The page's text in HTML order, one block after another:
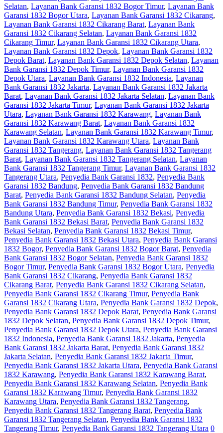
Selatan, Layanan Bank Garansi 1832 Bogor Timur, Layanan Bank
Garansi 1832 Bogor Utara, Layanan Bank Garansi 1832 Cikarang,
Layanan Bank Garansi 1832 Cikarang Barat, Layanan Bank
Garansi 1832 Cikarang Selatan, Layanan Bank Garansi 1832
Cikarang Timur, Layanan Bank Garansi 1832 Cikarang Utara,
Layanan Bank Garansi 1832 Depok, Layanan Bank Garansi 1832
Depok Barat, Layanan Bank Garansi 1832 Depok Selatan, Layanan
Bank Garansi 1832 Depok Timur, Layanan Bank Garansi 1832
Depok Utara, Layanan Bank Garansi 1832 Indonesia, Layanan
Bank Garansi 1832 Jakarta, Layanan Bank Garansi 1832 Jakarta
Barat, Layanan Bank Garansi 1832 Jakarta Selatan, Layanan Bank
Garansi 1832 Jakarta Timur, Layanan Bank Garansi 1832 Jakarta
Utara, Layanan Bank Garansi 1832 Karawang, Layanan Bank
Garansi 1832 Karawang Barat, Layanan Bank Garansi 1832
Karawang Selatan, Layanan Bank Garansi 1832 Karawang Timur,
Layanan Bank Garansi 1832 Karawang Utara, Layanan Bank
Garansi 1832 Tangerang, Layanan Bank Garansi 1832 Tangerang
Barat, Layanan Bank Garansi 1832 Tangerang Selatan, Layanan
Bank Garansi 1832 Tangerang Timur, Layanan Bank Garansi 1832
Tangerang Utara, Penyedia Bank Garansi 1832, Penyedia Bank
Garansi 1832 Bandung, Penyedia Bank Garansi 1832 Bandung
Barat, Penyedia Bank Garansi 1832 Bandung Selatan, Penyedia
Bank Garansi 1832 Bandung Timur, Penyedia Bank Garansi 1832
Bandung Utara, Penyedia Bank Garansi 1832 Bekasi, Penyedia
Bank Garansi 1832 Bekasi Barat, Penyedia Bank Garansi 1832
Bekasi Selatan, Penyedia Bank Garansi 1832 Bekasi Timur,
Penyedia Bank Garansi 1832 Bekasi Utara, Penyedia Bank Garansi
1832 Bogor, Penyedia Bank Garansi 1832 Bogor Barat, Penyedia
Bank Garansi 1832 Bogor Selatan, Penyedia Bank Garansi 1832
Bogor Timur, Penyedia Bank Garansi 1832 Bogor Utara, Penyedia
Bank Garansi 1832 Cikarang, Penyedia Bank Garansi 1832
Cikarang Barat, Penyedia Bank Garansi 1832 Cikarang Selatan,
Penyedia Bank Garansi 1832 Cikarang Timur, Penyedia Bank
Garansi 1832 Cikarang Utara, Penyedia Bank Garansi 1832 Depok,
Penyedia Bank Garansi 1832 Depok Barat, Penyedia Bank Garansi
1832 Depok Selatan, Penyedia Bank Garansi 1832 Depok Timur,
Penyedia Bank Garansi 1832 Depok Utara, Penyedia Bank Garansi
1832 Indonesia, Penyedia Bank Garansi 1832 Jakarta, Penyedia
Bank Garansi 1832 Jakarta Barat, Penyedia Bank Garansi 1832
Jakarta Selatan, Penyedia Bank Garansi 1832 Jakarta Timur,
Penyedia Bank Garansi 1832 Jakarta Utara, Penyedia Bank Garansi
1832 Karawang, Penyedia Bank Garansi 1832 Karawang Barat,
Penyedia Bank Garansi 1832 Karawang Selatan, Penyedia Bank
Garansi 1832 Karawang Timur, Penyedia Bank Garansi 1832
Karawang Utara, Penyedia Bank Garansi 1832 Tangerang,
Penyedia Bank Garansi 1832 Tangerang Barat, Penyedia Bank
Garansi 1832 Tangerang Selatan, Penyedia Bank Garansi 1832
Tangerang Timur, Penyedia Bank Garansi 1832 Tangerang Utara 0